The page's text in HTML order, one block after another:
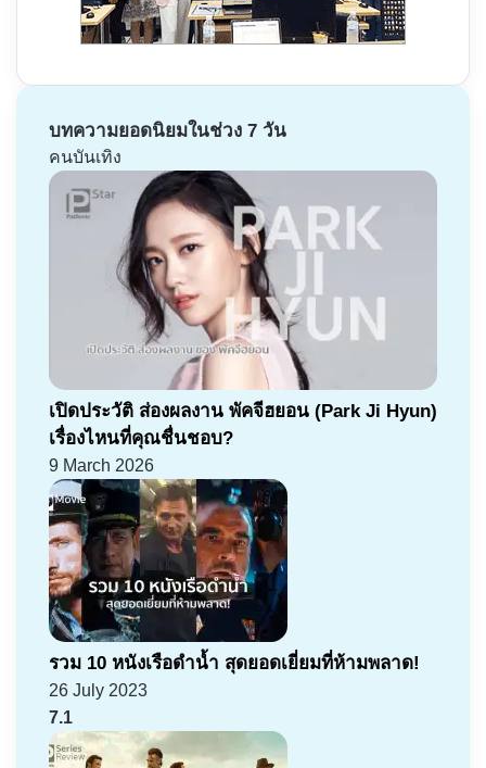
บทความยอดนิยมในช่วง 7 วัน
คนบันเทิง
เปิดประวัติ ส่องผลงาน พัคจีฮยอน (Park Ji Hyun)
เรื่องไหนที่คุณชื่นชอบ?
9 March 2026
รวม 10 หนังเรือดำน้ำ สุดยอดเยี่ยมที่ห้ามพลาด!
26 July 2023
7.1